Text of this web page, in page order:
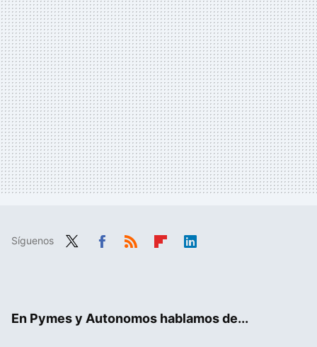
Síguenos
En Pymes y Autonomos hablamos de...